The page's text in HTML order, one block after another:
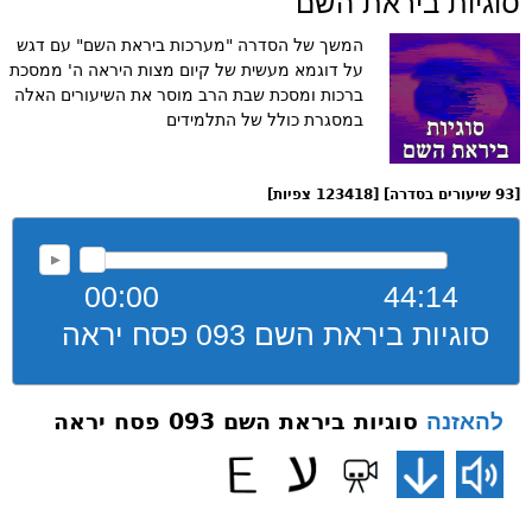
המשך של הסדרה "מערכות ביראת השם" עם דגש
על דוגמא מעשית של קיום מצות היראה ה' ממסכת
ברכות ומסכת שבת הרב מוסר את השיעורים האלה
במסגרת כולל של התלמידים
00:00
44:14
סוגיות ביראת השם 093 פסח יראה
להאזנה סוגיות ביראת השם 093 פסח יראה